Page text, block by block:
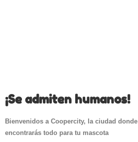
¡Se admiten humanos!
Bienvenidos a Coopercity, la ciudad donde
encontrarás todo para tu mascota